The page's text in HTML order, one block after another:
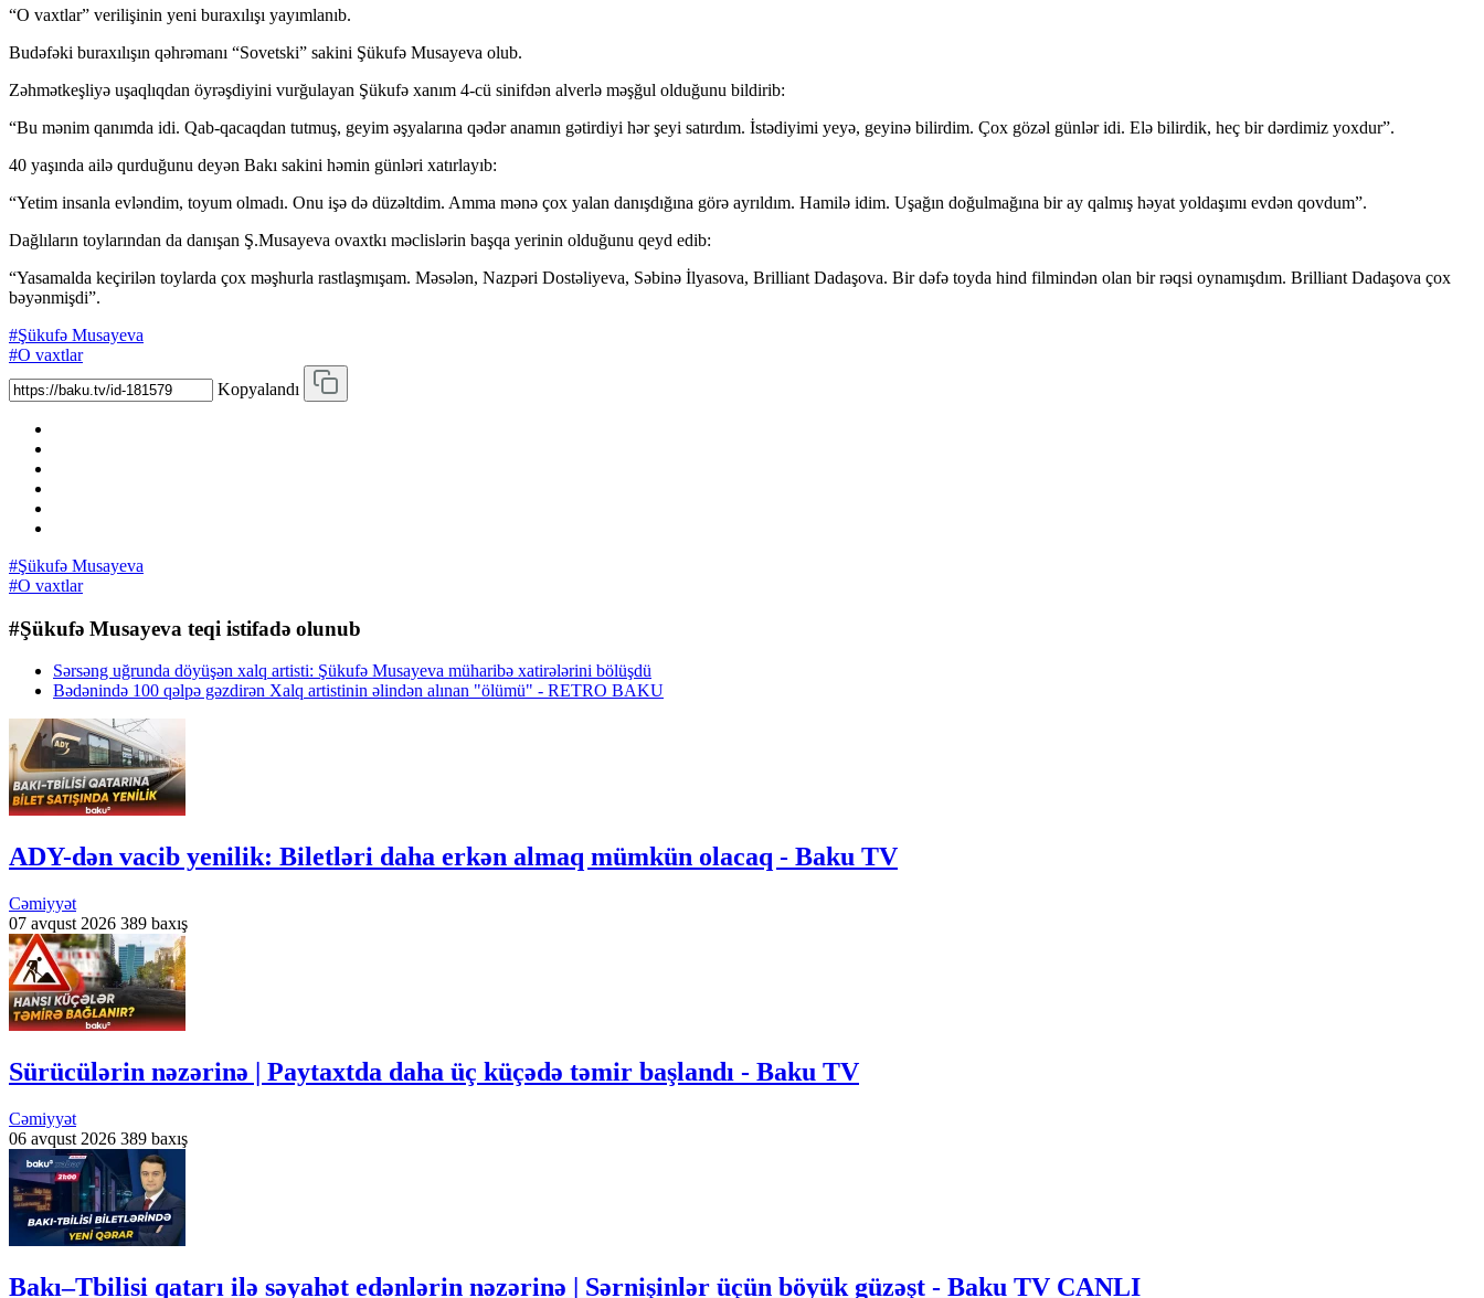
“O vaxtlar” verilişinin yeni buraxılışı yayımlanıb.
Budəfəki buraxılışın qəhrəmanı “Sovetski” sakini Şükufə Musayeva olub.
Zəhmətkeşliyə uşaqlıqdan öyrəşdiyini vurğulayan Şükufə xanım 4-cü sinifdən alverlə məşğul olduğunu bildirib:
“Bu mənim qanımda idi. Qab-qacaqdan tutmuş, geyim əşyalarına qədər anamın gətirdiyi hər şeyi satırdım. İstədiyimi yeyə, geyinə bilirdim. Çox gözəl günlər idi. Elə bilirdik, heç bir dərdimiz yoxdur”.
40 yaşında ailə qurduğunu deyən Bakı sakini həmin günləri xatırlayıb:
“Yetim insanla evləndim, toyum olmadı. Onu işə də düzəltdim. Amma mənə çox yalan danışdığına görə ayrıldım. Hamilə idim. Uşağın doğulmağına bir ay qalmış həyat yoldaşımı evdən qovdum”.
Dağlıların toylarından da danışan Ş.Musayeva ovaxtkı məclislərin başqa yerinin olduğunu qeyd edib:
“Yasamalda keçirilən toylarda çox məşhurla rastlaşmışam. Məsələn, Nazpəri Dostəliyeva, Səbinə İlyasova, Brilliant Dadaşova. Bir dəfə toyda hind filmindən olan bir rəqsi oynamışdım. Brilliant Dadaşova çox
bəyənmişdi”.
#Şükufə Musayeva
#O vaxtlar
Kopyalandı
#Şükufə Musayeva
#O vaxtlar
#Şükufə Musayeva teqi istifadə olunub
Sərsəng uğrunda döyüşən xalq artisti: Şükufə Musayeva müharibə xatirələrini bölüşdü
Bədənində 100 qəlpə gəzdirən Xalq artistinin əlindən alınan "ölümü" - RETRO BAKU
ADY-dən vacib yenilik: Biletləri daha erkən almaq mümkün olacaq - Baku TV
Cəmiyyət
07 avqust 2026 389 baxış
Sürücülərin nəzərinə | Paytaxtda daha üç küçədə təmir başlandı - Baku TV
Cəmiyyət
06 avqust 2026 389 baxış
Bakı–Tbilisi qatarı ilə səyahət edənlərin nəzərinə | Sərnişinlər üçün böyük güzəşt - Baku TV CANLI